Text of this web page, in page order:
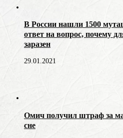
В России нашли 1500
ответ на вопрос, почему
заразен
29.01.2021
Омич получил штраф за
сне